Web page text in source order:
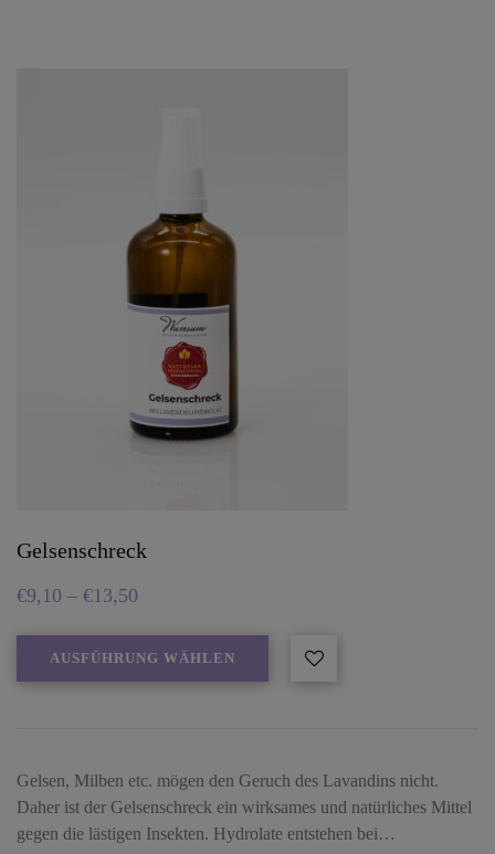
Gelsenschreck
€9,10 – €13,50
AUSFÜHRUNG WÄHLEN
Gelsen, Milben etc. mögen den Geruch des Lavandins nicht.
Daher ist der Gelsenschreck ein wirksames und natürliches Mittel
gegen die lästigen Insekten. Hydrolate entstehen bei…